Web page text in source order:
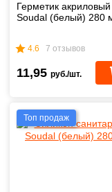
Герметик акриловый
Soudal (белый) 280
4.6 7 отзывов
11,95 руб./шт.
Топ продаж